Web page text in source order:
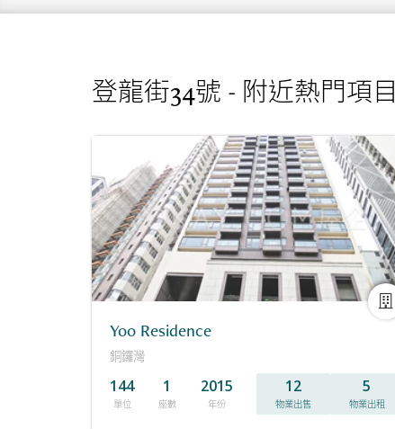
登龍街34號 - 附近熱門項目
Yoo Residence
銅鑼灣
144
單位
1
座數
2015
年份
12
物業出售
5
物業出租